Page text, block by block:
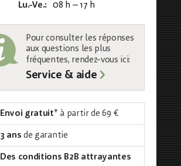
Lu.-Ve.: 08 h – 17 h
Pour consulter les réponses
aux questions les plus
fréquentes, rendez-vous ici:
Service & aide
Envoi gratuit* à partir de 69 €
3 ans de garantie
Des conditions B2B attrayantes